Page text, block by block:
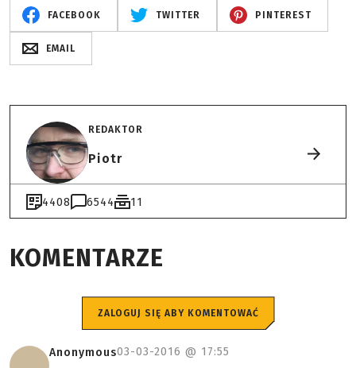
FACEBOOK TWITTER PINTEREST
EMAIL
REDAKTOR
Piotr
4408 6544 11
KOMENTARZE
ZALOGUJ SIĘ ABY KOMENTOWAĆ
Anonymous03-03-2016 @ 17:55